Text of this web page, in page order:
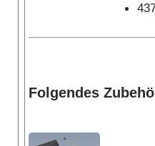
Folgendes